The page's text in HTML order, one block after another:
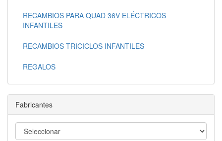
RECAMBIOS PARA QUAD 36V ELÉCTRICOS
INFANTILES
RECAMBIOS TRICICLOS INFANTILES
REGALOS
Fabricantes